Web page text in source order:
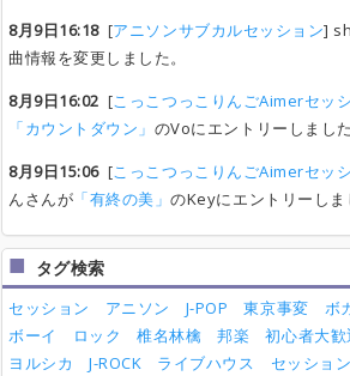
8月9日16:18[アニソンサブカルセッション]
曲情報を変更しました。
8月9日16:02 [こっこつっこりんごAimerセッ
「カウントダウン」 のVoにエントリーしました
8月9日15:06[こっこつっこりんごAimerセッ
んさんが 「有終の美」のKeyにエントリーしま
タグ検索
セッション アニソン J-POP 東京事変 ボ
ボーイ
ロック 椎名林檎 邦楽 初心者大歓
ヨルシカ
J-ROCK ライブハウス セッショ